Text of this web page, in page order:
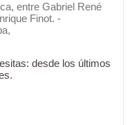
entre Gabriel René
Finot. -
desde los últimos